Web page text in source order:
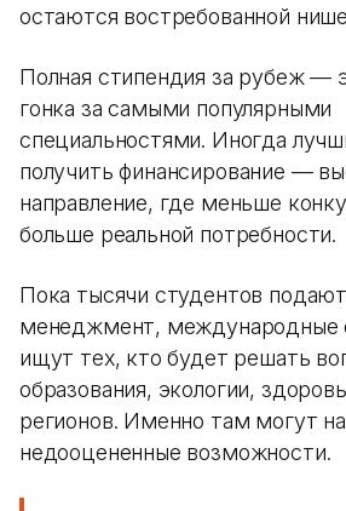
остаются востребованной
Полная стипендия за рубеж —
гонка за самыми популярными
специальностями. Иногда
получить финансирование —
направление, где меньше
больше реальной потребности.
Пока тысячи студентов
менеджмент, международные
ищут тех, кто будет решать
образования, экологии,
регионов. Именно там могут
недооцененные возможности.